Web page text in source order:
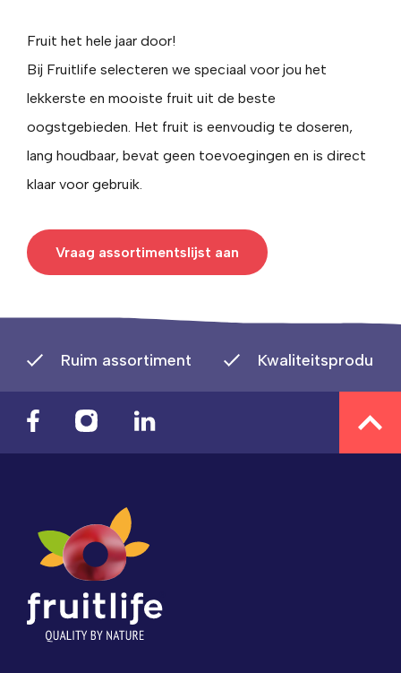
Fruit het hele jaar door!
Bij Fruitlife selecteren we speciaal voor jou het
lekkerste en mooiste fruit uit de beste
oogstgebieden. Het fruit is eenvoudig te doseren,
lang houdbaar, bevat geen toevoegingen en is direct
klaar voor gebruik.
Vraag assortimentslijst aan
Ruim assortiment